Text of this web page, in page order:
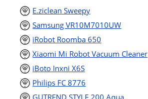
E.ziclean Sweepy
Samsung VR10M7010UW
iRobot Roomba 650
Xiaomi Mi Robot Vacuum Cleaner
iBoto Inxni X6S
Philips FC 8776
GUTREND STYLE 200 Aqua